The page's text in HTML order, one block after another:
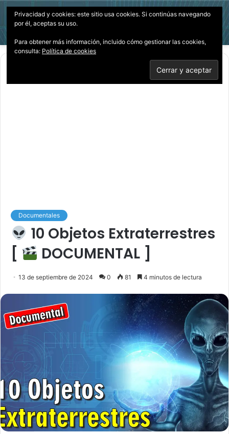
Menú
Documentales
10 Objetos Extraterrestres
[
DOCUMENTAL ]
13 de septiembre de 2024 0 81 4 minutos de lectura
Privacidad y cookies: este sitio usa cookies. Si continúas navegando
por él, aceptas su uso.
Para obtener más información, incluido cómo gestionar las cookies,
consulta: Política de cookies